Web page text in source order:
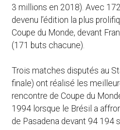
3 millions en 2018). Avec
devenu l’édition la plus
Coupe du Monde, devant
(171 buts chacune).
Trois matches disputés au
finale) ont réalisé les
rencontre de Coupe du
1994 lorsque le Brésil a
de Pasadena devant 94 194